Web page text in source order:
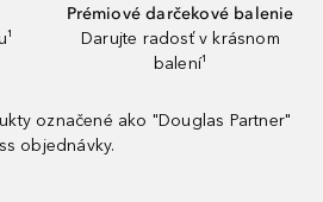
Prémiové darčekové balenie
Darujte radosť v krásnom
balení¹
označené ako "Douglas Partner"
objednávky.